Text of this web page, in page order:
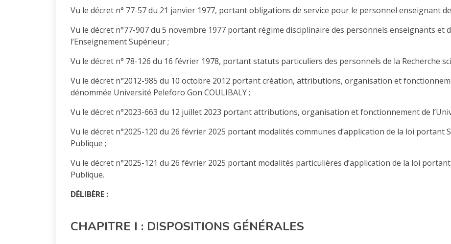
Vu le décret n° 77-57 du 21 janvier 1977, portant obligations de service pour le personnel enseignant de
Vu le décret n°77-907 du 5 novembre 1977 portant régime disciplinaire des personnels enseignants et
l’Enseignement Supérieur ;
Vu le décret n° 78-126 du 16 février 1978, portant statuts particuliers des personnels de la Recherche
Vu le décret n°2012-985 du 10 octobre 2012 portant création, attributions, organisation et
dénommée Université Peleforo Gon COULIBALY ;
Vu le décret n°2023-663 du 12 juillet 2023 portant attributions, organisation et fonctionnement de
Vu le décret n°2025-120 du 26 février 2025 portant modalités communes d’application de la loi portant
Publique ;
Vu le décret n°2025-121 du 26 février 2025 portant modalités particulières d’application de la loi
Publique.
DÉLIBÈRE :
CHAPITRE I : DISPOSITIONS GÉNÉRALES